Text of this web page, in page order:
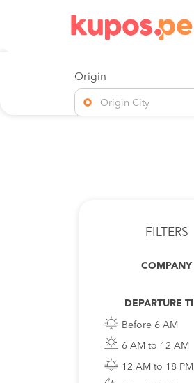
Origin
Origin City
FILTERS
COMPANY
DEPARTURE
Before 6 AM
6 AM to 12 AM
12 AM to 18 PM